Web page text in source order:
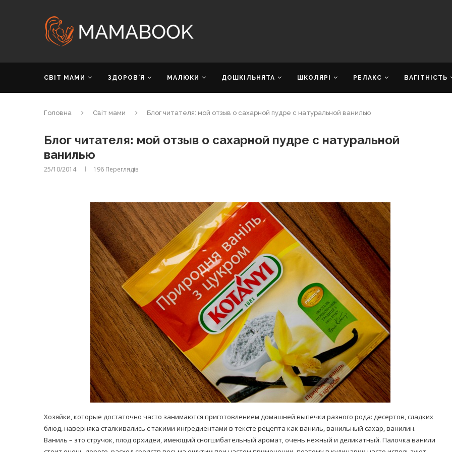
СВІТ МАМИ ЗДОРОВ’Я МАЛЮКИ ДОШКІЛЬНЯТА ШКОЛЯРІ РЕЛАКС ВАГІТНІСТЬ
Головна Світ мами Блог читателя: мой отзыв о сахарной пудре с натуральной ванилью
Блог читателя: мой отзыв о сахарной пудре с натуральной
ванилью
25/10/2014 196 Переглядів
Хозяйки, которые достаточно часто занимаются приготовлением домашней выпечки разного рода: десертов, сладких
блюд, наверняка сталкивались с такими ингредиентами в тексте рецепта как ваниль, ванильный сахар, ванилин.
Ваниль – это стручок, плод орхидеи, имеющий сногшибательный аромат, очень нежный и деликатный. Палочка ванили
принимать
никакого кипятка
Лікарі назвали симптоми
коронавірусу в дітей
14/Бер/2020
Попробуйте рецепт
легендарного супа доктора
Моро, который без...
08/Січ/2021